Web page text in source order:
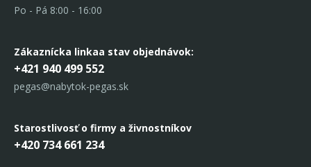
Po - Pá 8:00 - 16:00
Zákaznícka linkaa stav objednávok:
+421 940 499 552
pegas@nabytok-pegas.sk
Starostlivosť o firmy a živnostníkov
+420 734 661 234